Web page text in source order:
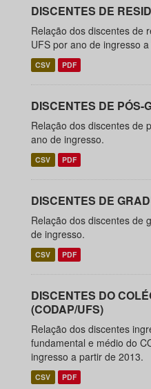
DISCENTES DE
Relação dos discentes de
UFS por ano de ingresso
CSV PDF
DISCENTES DE PÓS-
Relação dos discentes de
ano de ingresso.
CSV PDF
DISCENTES DE
Relação dos discentes de
de ingresso.
CSV PDF
DISCENTES DO
(CODAP/UFS)
Relação dos discentes
fundamental e médio do
ingresso a partir de 2013.
CSV PDF